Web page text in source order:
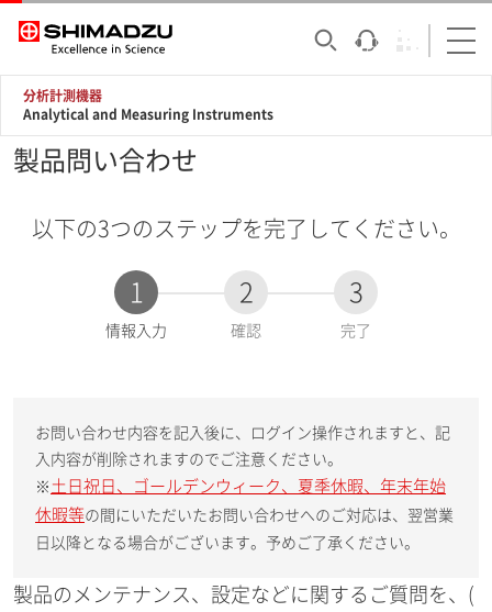
分析計測機器
Analytical and Measuring Instruments
製品問い合わせ
以下の3つのステップを完了してください。
1
現
情報入力
2
確認
3
完了
お問い合わせ内容を記入後に、ログイン操作されますと、記
入内容が削除されますのでご注意ください。
※ 土日祝日、ゴールデンウィーク、夏季休暇、年末年始
休暇等の間にいただいたお問い合わせへのご対応は、翌営業
日以降となる場合がございます。予めご了承ください。
製品のメンテナンス、設定などに関するご質問を、(